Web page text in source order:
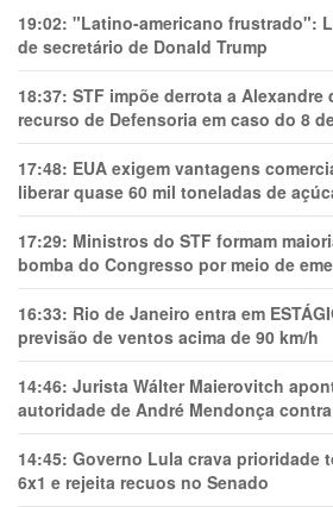
19:02: "Latino-americano frustrado":
de secretário de Donald Trump
18:37: STF impõe derrota a Alexandre
recurso de Defensoria em caso do 8
17:48: EUA exigem vantagens
liberar quase 60 mil toneladas de
17:29: Ministros do STF formam
bomba do Congresso por meio de
16:33: Rio de Janeiro entra em
previsão de ventos acima de 90 km/h
14:46: Jurista Wálter Maierovitch
autoridade de André Mendonça
14:45: Governo Lula crava prioridade
6x1 e rejeita recuos no Senado